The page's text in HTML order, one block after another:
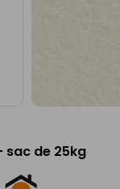
sac de 25kg